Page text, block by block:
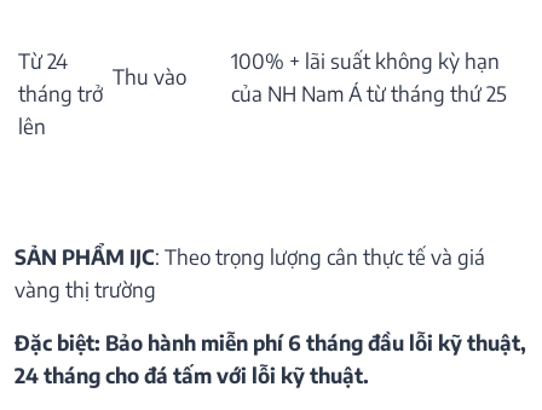
Từ 24
tháng trở
lên
Thu vào
100% + lãi suất không kỳ hạn
của NH Nam Á từ tháng thứ 25
SẢN PHẨM IJC: Theo trọng lượng cân thực tế và giá
vàng thị trường
Đặc biệt: Bảo hành miễn phí 6 tháng đầu lỗi kỹ thuật,
24 tháng cho đá tấm với lỗi kỹ thuật.